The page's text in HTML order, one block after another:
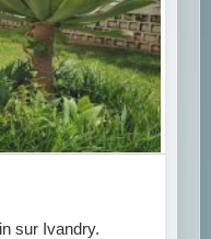
sur Ivandry.